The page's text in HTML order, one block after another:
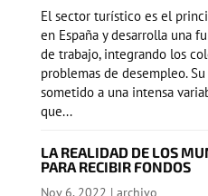
El sector turístico es el
en España y desarrolla una
de trabajo, integrando los
problemas de desempleo.
sometido a una intensa
que...
LA REALIDAD DE LOS
PARA RECIBIR FONDOS
Nov 6, 2022 | archivo